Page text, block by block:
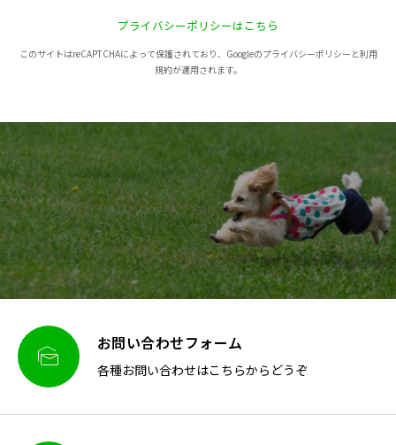
プライバシーポリシーはこちら
このサイトはreCAPTCHAによって保護されており、Googleのプライバシーポリシーと利用
規約が適用されます。
 お問い合わせフォーム
各種お問い合わせはこちらからどうぞ